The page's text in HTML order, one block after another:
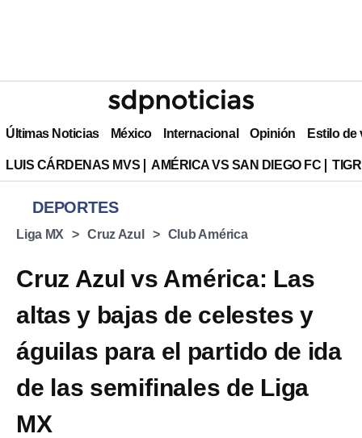
Últimas Noticias México Internacional Opinión Estilo de
LUIS CÁRDENAS MVS AMÉRICA VS SAN DIEGO FC
DEPORTES
Liga MX Cruz Azul Club América
Cruz Azul vs América: Las
altas y bajas de celestes y
águilas para el partido de ida
de las semifinales de Liga
MX